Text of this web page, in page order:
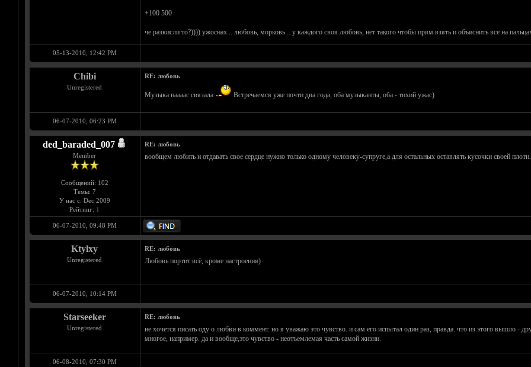
+100 500
че разкисли то?)))) ужоснах... любовь, морковь... у каждого своя любовь, нет такого чтобы прям взять и объяснить все на
05-13-2010, 12:42 PM
Chibi
Unregistered
RE: любовь
Музыка наааас связала Встречаемся уже почти два года, оба музыканты, оба - тихий ужас)
06-07-2010, 06:23 PM
ded_baraded_007
Member
Сообщений: 102
Темы: 7
У нас с: Dec 2009
Рейтинг: 1
RE: любовь
вообщем любить и отдавать свое сердце нужно только одному человеку-супруге,а для остальных оставлять кусочки своей
06-07-2010, 09:48 PM
Ktylxy
Unregistered
RE: любовь
Любовь портит всё, кроме настроения)
06-07-2010, 10:14 PM
Starseeker
Unregistered
RE: любовь
не хочется писать оду о любви в коммент. но я уважаю это чувство. и сам его испытал один раз, правда. что из этого вышло -
многое, например. да и вообще,это чувство - неотъемлемая часть самой жизни.
06-08-2010, 07:30 PM